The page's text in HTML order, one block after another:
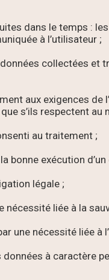
dans le temps :
à l’utilisateur ;
collectées et
aux exigences
s’ils respectent
au traitement ;
bonne exécution
légale ;
nécessité liée à la
une nécessité liée à
à caractère